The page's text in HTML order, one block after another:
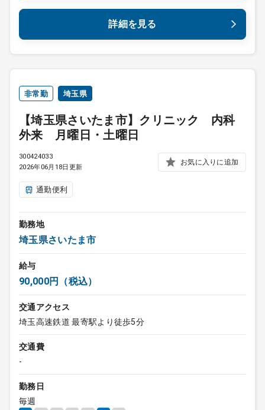
詳細を見る
非常勤 埼玉県
【埼玉県さいたま市】クリニック 内科
外来 月曜日・土曜日
300424033
2026年06月18日更新
お気に入りに追加
通勤便利
勤務地
埼玉県さいたま市
給与
90,000円（税込）
交通アクセス
埼玉高速鉄道 最寄駅より徒歩5分
交通費
-
勤務日
毎週